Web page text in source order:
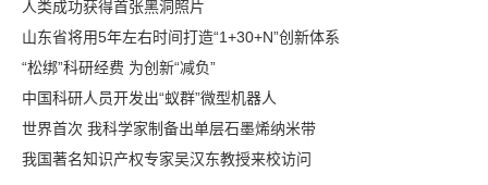
人类成功获得首张黑洞照片
山东省将用5年左右时间打造“1+30+N”创新体系
“松绑”科研经费 为创新“减负”
中国科研人员开发出“蚁群”微型机器人
世界首次 我科学家制备出单层石墨烯纳米带
我国著名知识产权专家吴汉东教授来校访问